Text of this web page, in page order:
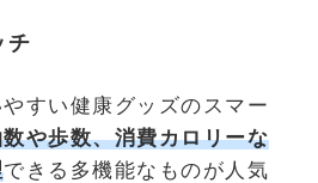
チ
すい健康グッズのスマー
や歩数、消費カロリーな
できる多機能なものが人気